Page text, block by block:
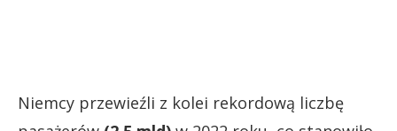
Niemcy przewieźli z kolei rekordową liczbę